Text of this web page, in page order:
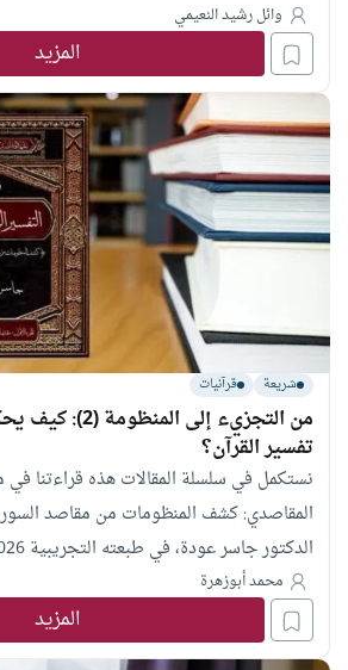
وائل رشيد النعيمي
المزيد
شريعة قرآنيات
من التجزيء إلى
تفسير القرآن؟
نستكمل في سلسلة المقالات هذه قراءتنا في
المقاصدي: كشف المنظومات من مقاصد السور
التي تنطلق من أصل حاكم واضح: القرآن
في تفسير القرآن، وأن أي قراءة لا تنطلق من
ومقاصده ستظل معرضة للتجزئة أو التناقض
محمد أبوزهرة
المزيد